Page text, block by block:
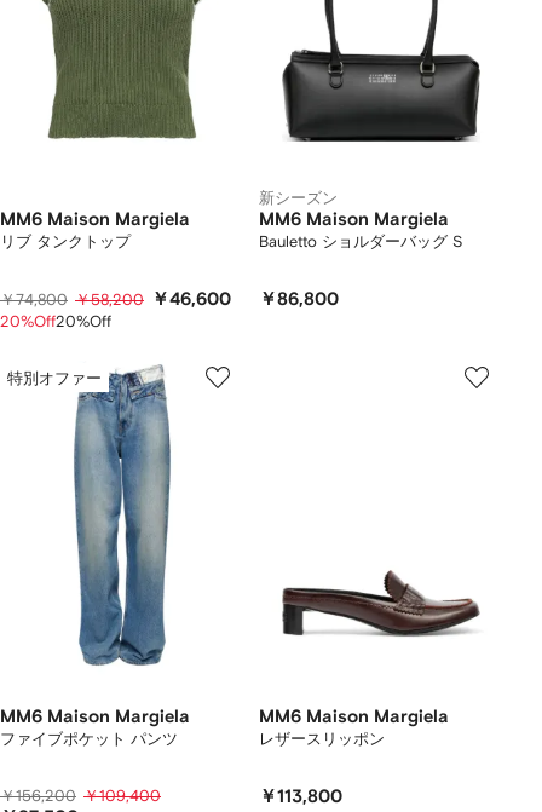
MM6 Maison Margiela
リブ タンクトップ
￥74,800 ￥58,200 ￥46,600
20%Off20%Off
新シーズン
MM6 Maison Margiela
Bauletto ショルダーバッグ S
￥86,800
特別オファー
MM6 Maison Margiela
ファイブポケット パンツ
￥156,200 ￥109,400
MM6 Maison Margiela
レザースリッポン
￥113,800